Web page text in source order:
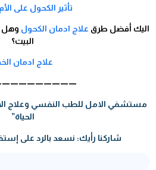
تأثير الكحول على
اليك أفضل طرق علاج ادمان الكحول وهل
البيت؟
علاج ادمان
مستشفي الامل للطب النفسي وعلاج
الحياة”
شاركنا رأيك: نسعد بالرد على